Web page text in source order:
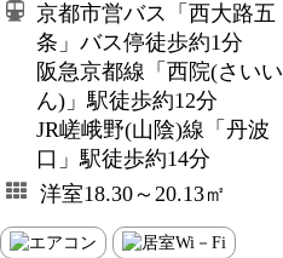
京都市営バス「西大路五
条」バス停徒歩約1分
阪急京都線「西院(さいい
ん)」駅徒歩約12分
JR嵯峨野(山陰)線「丹波
口」駅徒歩約14分
洋室18.30～20.13㎡